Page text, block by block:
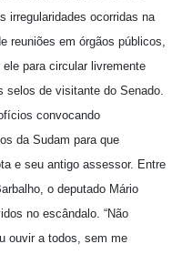
irregularidades ocorridas na
reuniões em órgãos públicos,
para circular livremente
selos de visitante do Senado.
convocando
da Sudam para que
e seu antigo assessor. Entre
o deputado Mário
no escândalo. “Não
ouvir a todos, sem me